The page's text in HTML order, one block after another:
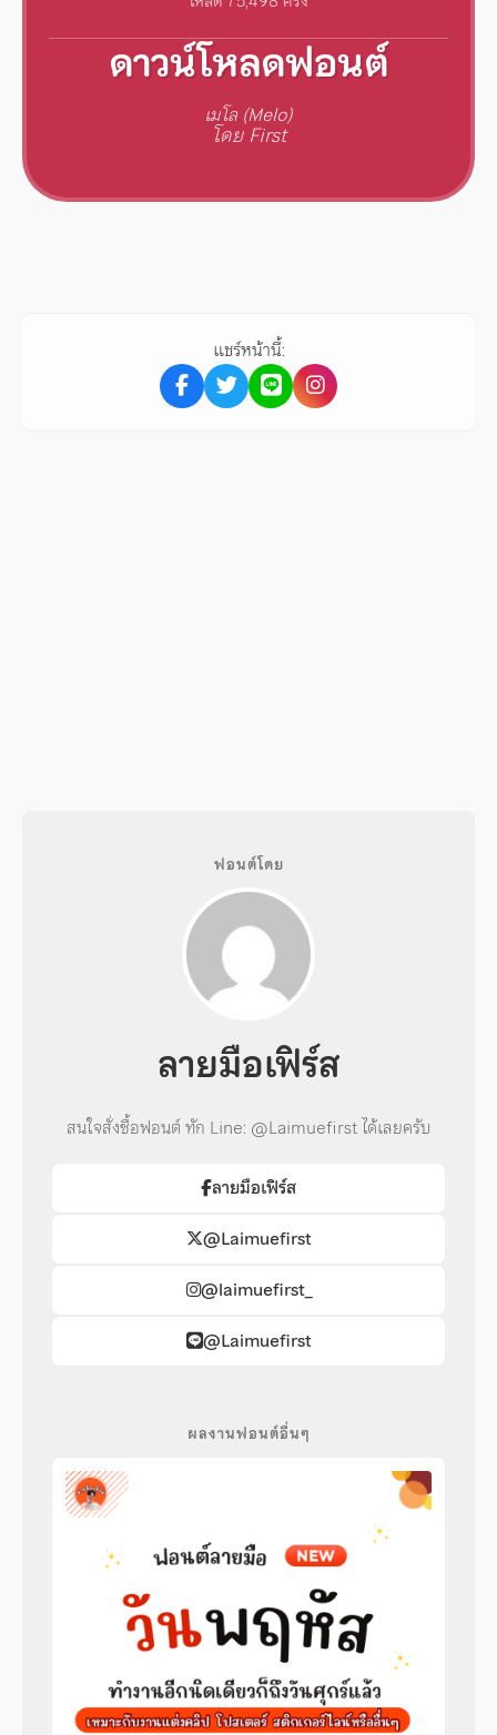
ดาวน์โหลดฟอนต์
เมโล (Melo)
โดย First
แชร์หน้านี้:
ฟอนต์โดย
ลายมือเฟิร์ส
สนใจสั่งซื้อฟอนต์ ทัก Line: @Laimuefirst ได้เลยครับ
ลายมือเฟิร์ส
@Laimuefirst
@laimuefirst_
@Laimuefirst
ผลงานฟอนต์อื่นๆ